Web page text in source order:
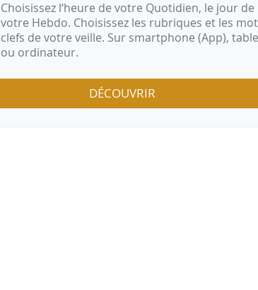
Choisissez l‘heure de votre Quotidien, le jour de
votre Hebdo. Choisissez les rubriques et les
clefs de votre veille. Sur smartphone (App),
ou ordinateur.
DÉCOUVRIR